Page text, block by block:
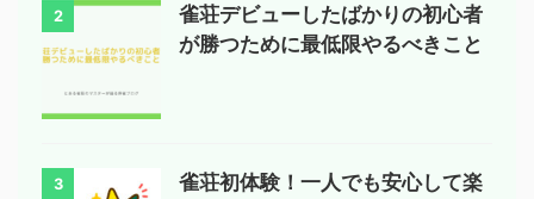
2
雀荘デビューしたばかりの初心者
が勝つために最低限やるべきこと
3
雀荘初体験！一人でも安心して楽